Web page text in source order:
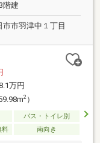
階建
市市羽津中１丁目
万円
2）
バス・トイレ別
料 南向き